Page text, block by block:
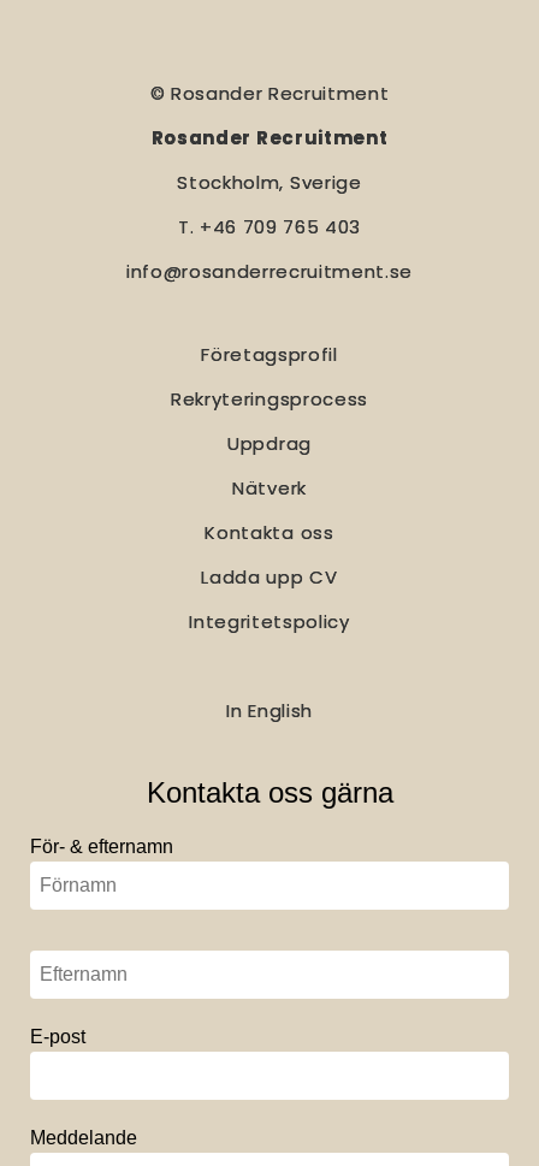
© Rosander Recruitment
Rosander Recruitment
Stockholm, Sverige
T. +46 709 765 403
info@rosanderrecruitment.se
Företagsprofil
Rekryteringsprocess
Uppdrag
Nätverk
Kontakta oss
Ladda upp CV
Integritetspolicy
In English
Kontakta oss gärna
För- & efternamn
E-post
Meddelande